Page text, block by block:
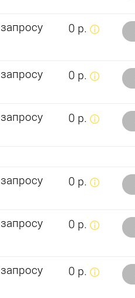
0 р.
0 р.
0 р.
0 р.
0 р.
0 р.